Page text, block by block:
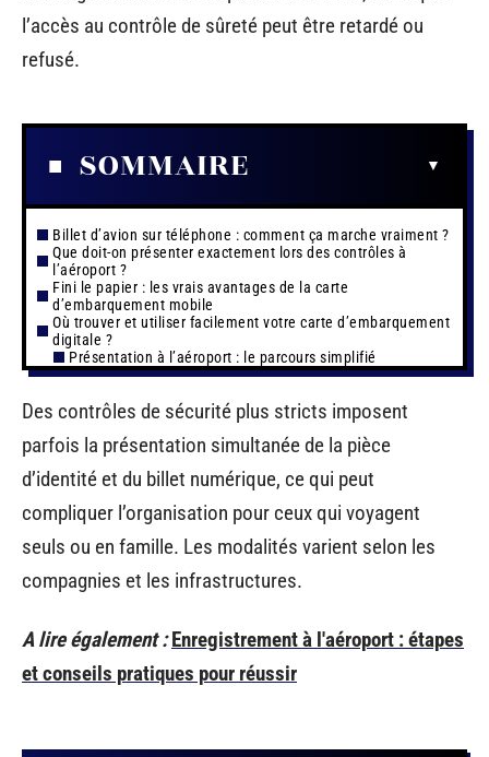
l’accès au contrôle de sûreté peut être retardé ou
refusé.
SOMMAIRE
Billet d’avion sur téléphone : comment ça marche vraiment ?
Que doit-on présenter exactement lors des contrôles à
l’aéroport ?
Fini le papier : les vrais avantages de la carte
d’embarquement mobile
Où trouver et utiliser facilement votre carte d’embarquement
digitale ?
Présentation à l’aéroport : le parcours simplifié
Des contrôles de sécurité plus stricts imposent
parfois la présentation simultanée de la pièce
d’identité et du billet numérique, ce qui peut
compliquer l’organisation pour ceux qui voyagent
seuls ou en famille. Les modalités varient selon les
compagnies et les infrastructures.
A lire également : Enregistrement à l'aéroport : étapes
et conseils pratiques pour réussir